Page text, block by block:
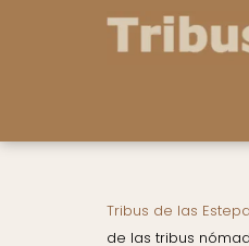
Tribus de las
de las tribus